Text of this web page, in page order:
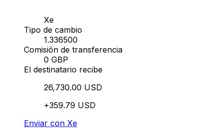
Xe
Tipo de cambio
1.336500
Comisión de transferencia
0 GBP
El destinatario recibe
26,730.00 USD
+359.79 USD
Enviar con Xe